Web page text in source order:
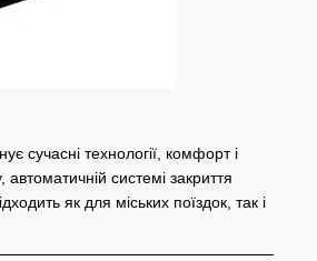
сучасні технології, комфорт і
системі закриття
як для міських поїздок, так і